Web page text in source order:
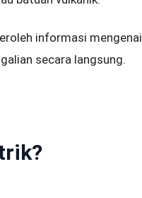
informasi mengenai
secara langsung.